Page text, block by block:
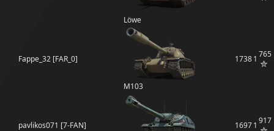
Löwe
Fappe_32 [FAR_0]
M103
17381 765
pavlikos071 [7-FAN] 16971 917